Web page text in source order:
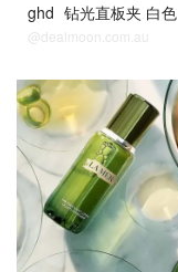
ghd 钻光直板夹 白色
@dealmoon.com.au
David Jones